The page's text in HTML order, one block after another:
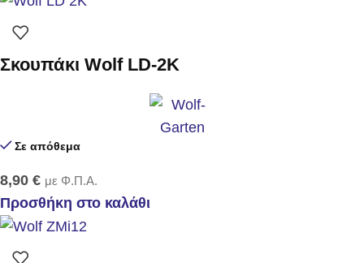
Σκουπάκι Wolf LD-2K
Σε απόθεμα
8,90 € με Φ.Π.Α.
Προσθήκη στο καλάθι